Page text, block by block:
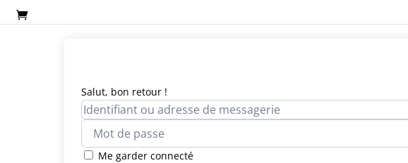
Salut, bon retour !
Me garder connecté